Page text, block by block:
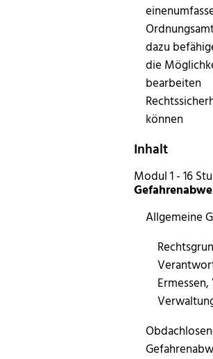
dazu
die
bearbeiten
können
Inhalt
Modul 1 - 16
Allgemeine